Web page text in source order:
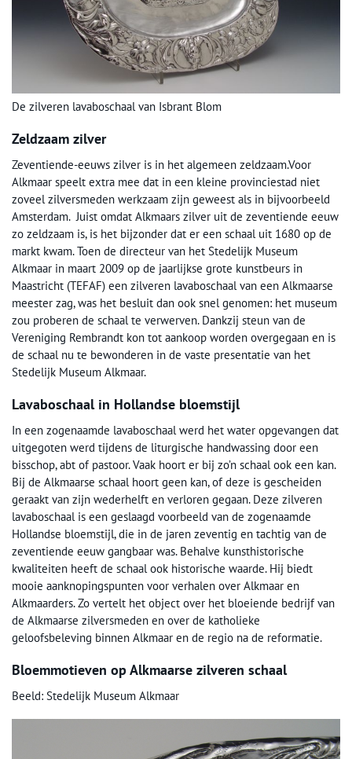
De zilveren lavaboschaal van Isbrant Blom
Zeldzaam zilver
Zeventiende-eeuws zilver is in het algemeen zeldzaam.Voor
Alkmaar speelt extra mee dat in een kleine provinciestad niet
zoveel zilversmeden werkzaam zijn geweest als in bijvoorbeeld
Amsterdam. Juist omdat Alkmaars zilver uit de zeventiende eeuw
zo zeldzaam is, is het bijzonder dat er een schaal uit 1680 op de
markt kwam. Toen de directeur van het Stedelijk Museum
Alkmaar in maart 2009 op de jaarlijkse grote kunstbeurs in
Maastricht (TEFAF) een zilveren lavaboschaal van een Alkmaarse
meester zag, was het besluit dan ook snel genomen: het museum
zou proberen de schaal te verwerven. Dankzij steun van de
Vereniging Rembrandt kon tot aankoop worden overgegaan en is
de schaal nu te bewonderen in de vaste presentatie van het
Stedelijk Museum Alkmaar.
Lavaboschaal in Hollandse bloemstijl
In een zogenaamde lavaboschaal werd het water opgevangen dat
uitgegoten werd tijdens de liturgische handwassing door een
bisschop, abt of pastoor. Vaak hoort er bij zo’n schaal ook een kan.
Bij de Alkmaarse schaal hoort geen kan, of deze is gescheiden
geraakt van zijn wederhelft en verloren gegaan. Deze zilveren
lavaboschaal is een geslaagd voorbeeld van de zogenaamde
Hollandse bloemstijl, die in de jaren zeventig en tachtig van de
zeventiende eeuw gangbaar was. Behalve kunsthistorische
kwaliteiten heeft de schaal ook historische waarde. Hij biedt
mooie aanknopingspunten voor verhalen over Alkmaar en
Alkmaarders. Zo vertelt het object over het bloeiende bedrijf van
de Alkmaarse zilversmeden en over de katholieke
geloofsbeleving binnen Alkmaar en de regio na de reformatie.
Bloemmotieven op Alkmaarse zilveren schaal
Beeld: Stedelijk Museum Alkmaar